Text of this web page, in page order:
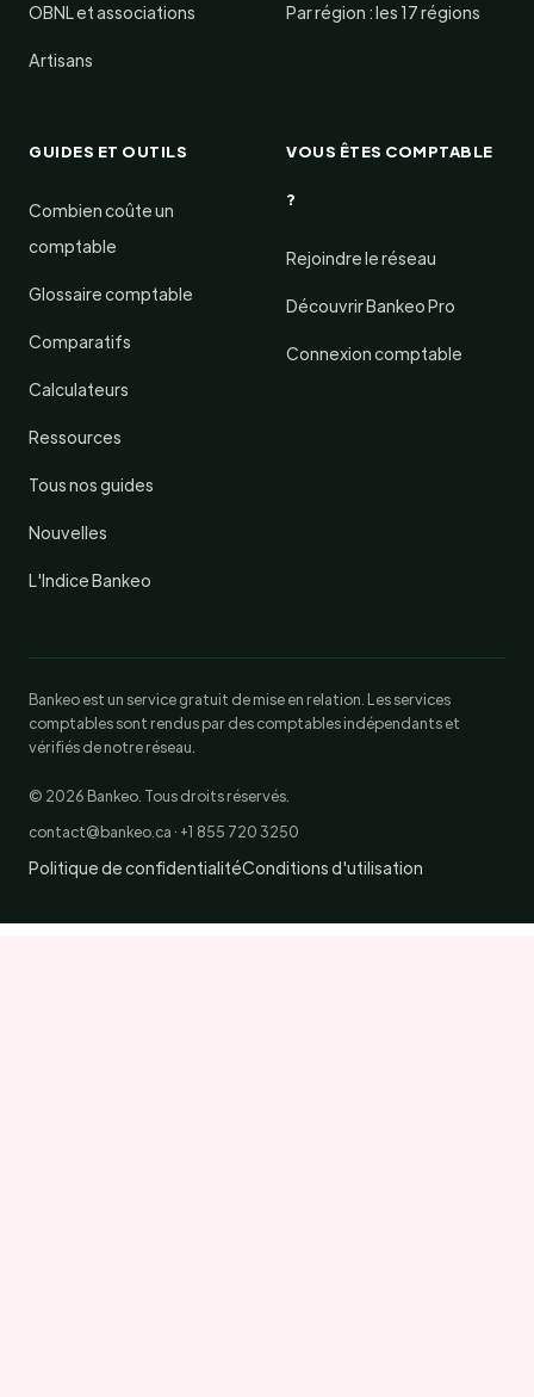
OBNL et associations
Artisans
Par région : les 17 régions
GUIDES ET OUTILS
Combien coûte un
comptable
Glossaire comptable
Comparatifs
Calculateurs
Ressources
Tous nos guides
Nouvelles
L'Indice Bankeo
VOUS ÊTES COMPTABLE
?
Rejoindre le réseau
Découvrir Bankeo Pro
Connexion comptable
Bankeo est un service gratuit de mise en relation. Les services
comptables sont rendus par des comptables indépendants et
vérifiés de notre réseau.
© 2026 Bankeo. Tous droits réservés.
contact@bankeo.ca · +1 855 720 3250
Politique de confidentialitéConditions d'utilisation